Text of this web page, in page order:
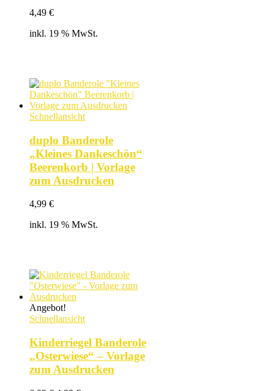
4,49 €
inkl. 19 % MwSt.
Schnellansicht
duplo Banderole
„Kleines Dankeschön“
Beerenkorb | Vorlage
zum Ausdrucken
4,99 €
inkl. 19 % MwSt.
Angebot!
Schnellansicht
Kinderriegel Banderole
„Osterwiese“ – Vorlage
zum Ausdrucken